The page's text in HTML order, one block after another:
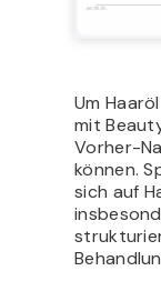
Um
mit
Vorher-
können.
sich auf